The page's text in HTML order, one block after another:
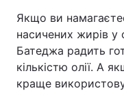
Якщо ви
насичених жирів у
Батеджа радить
кількістю олії. А
краще